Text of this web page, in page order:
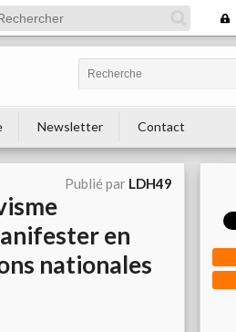
Newsletter Contact
Publié par LDH49
en
nationales